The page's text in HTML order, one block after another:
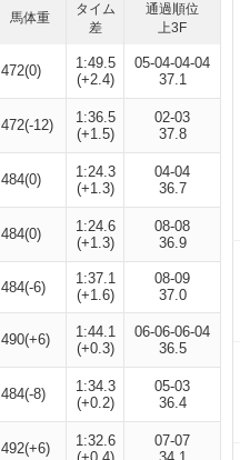
馬体重
タイム
差
通過順位
上3F
472(0)
1:49.5
(+2.4)
05-04-04-04
37.1
472(-12)
1:36.5
(+1.5)
02-03
37.8
484(0)
1:24.3
(+1.3)
04-04
36.7
484(0)
1:24.6
(+1.3)
08-08
36.9
484(-6)
1:37.1
(+1.6)
08-09
37.0
490(+6)
1:44.1
(+0.3)
06-06-06-04
36.5
484(-8)
1:34.3
(+0.2)
05-03
36.4
492(+6)
1:32.6
07-07